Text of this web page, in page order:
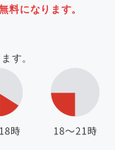
になります。
す。